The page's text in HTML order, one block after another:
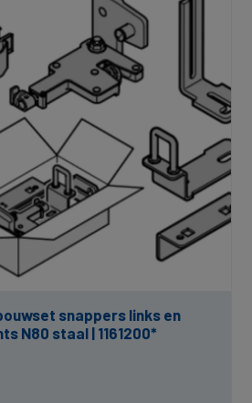
snappers links en
N80 staal | 1161200*